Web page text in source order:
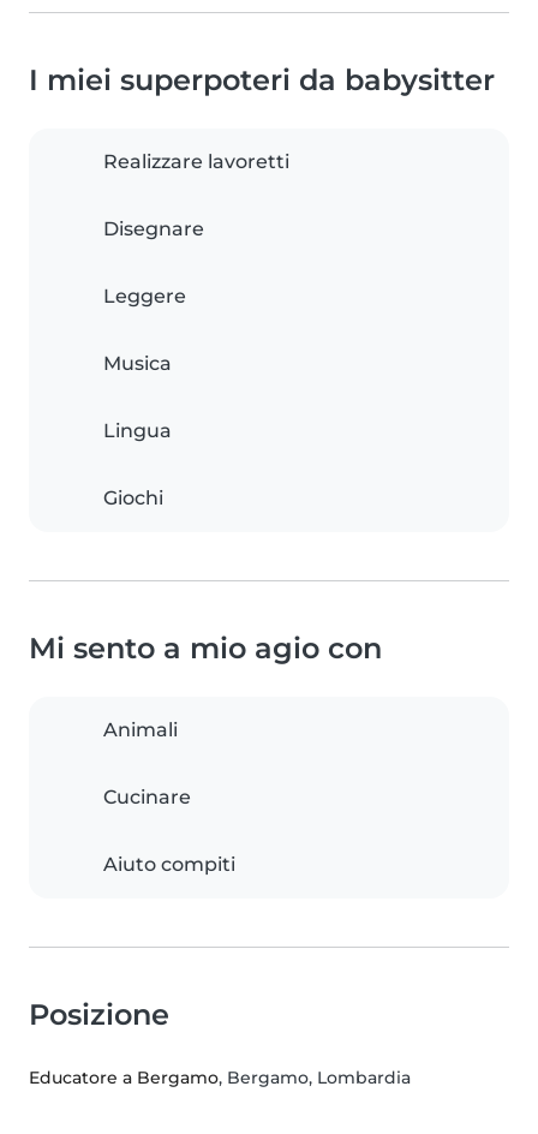
I miei superpoteri da babysitter
Realizzare lavoretti
Disegnare
Leggere
Musica
Lingua
Giochi
Mi sento a mio agio con
Animali
Cucinare
Aiuto compiti
Posizione
Educatore a Bergamo, Bergamo, Lombardia